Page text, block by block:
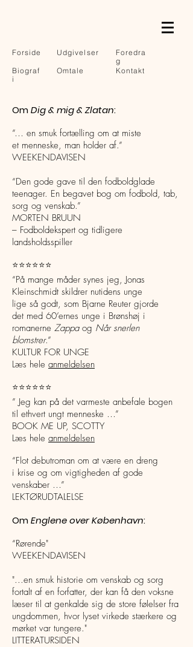
Forside
Biograf
i
Udgivelser
Omtale
Foredra
g
Kontakt
OmDig & mig & Zlatan:
”… en smuk fortælling om at miste
et menneske, man holder af.”
WEEKENDAVISEN
“Den gode gave til den fodboldglade
teenager. En begavet bog om fodbold, tab,
sorg og venskab.”
MORTEN BRUUN
– Fodboldekspert og tidligere
landsholdsspiller
⭐️⭐️⭐️⭐️⭐️⭐️
“På mange måder synes jeg, Jonas
Kleinschmidt skildrer nutidens unge
lige så godt, som Bjarne Reuter gjorde
det med 60’ernes unge i Brønshøj i
romanerne Zappaog Når snerlen
blomstrer.”
KULTUR FOR UNGE
Læs hele anmeldelsen
⭐️⭐️⭐️⭐️⭐️⭐️
” Jeg kan på det varmeste anbefale bogen
til ethvert ungt menneske …”
BOOK ME UP, SCOTTY
Læs hele anmeldelsen​
“Flot debutroman om at være en dreng
i krise og om vigtigheden af gode
venskaber …”
LEKTØRUDTALELSE
OmEnglene over København:
“Rørende"
WEEKENDAVISEN
"...en smuk historie om venskab og sorg
fortalt af en forfatter, der kan få den voksne
læser til at genkalde sig de store følelser fra
ungdommen, hvor lyset virkede stærkere og
mørket var tungere."
LITTERATURSIDEN